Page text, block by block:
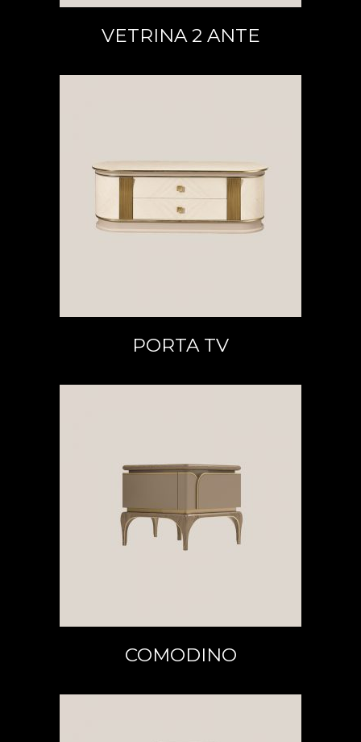
VETRINA 2 ANTE
LEGGI TUTTO
PORTA TV
COMODINO